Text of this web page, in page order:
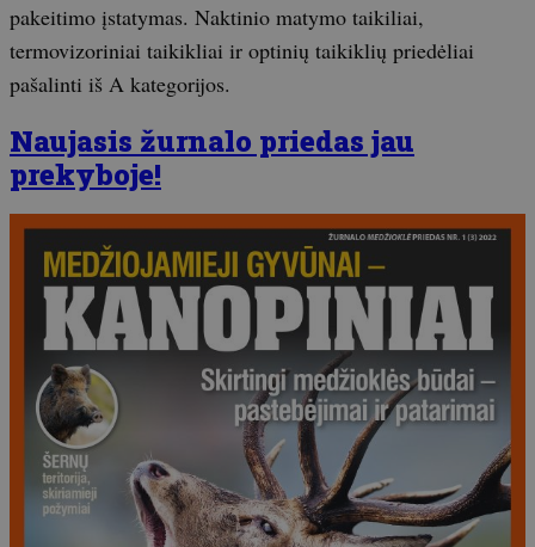
pakeitimo įstatymas. Naktinio matymo taikiliai,
termovizoriniai taikikliai ir optinių taikiklių priedėliai
pašalinti iš A kategorijos.
Naujasis žurnalo priedas jau
prekyboje!